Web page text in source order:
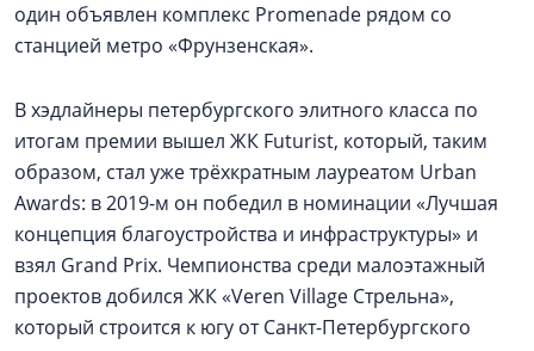
один объявлен комплекс Promenade рядом со
станцией метро «Фрунзенская».
В хэдлайнеры петербургского элитного класса по
итогам премии вышел ЖК Futurist, который, таким
образом, стал уже трёхкратным лауреатом Urban
Awards: в 2019-м он победил в номинации «Лучшая
концепция благоустройства и инфраструктуры» и
взял Grand Prix. Чемпионства среди малоэтажный
проектов добился ЖК «Veren Village Стрельна»,
который строится к югу от Санкт-Петербургского